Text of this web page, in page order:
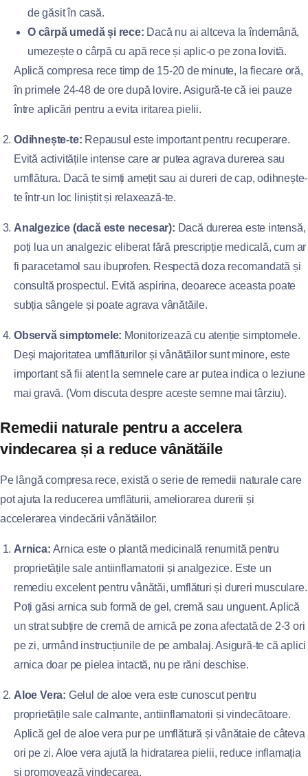
de găsit în casă.
O cârpă umedă și rece: Dacă nu ai altceva la îndemână,
umezește o cârpă cu apă rece și aplic-o pe zona lovită.
Aplică compresa rece timp de 15-20 de minute, la fiecare oră,
în primele 24-48 de ore după lovire. Asigură-te că iei pauze
între aplicări pentru a evita iritarea pielii.
Odihnește-te: Repausul este important pentru recuperare.
Evită activitățile intense care ar putea agrava durerea sau
umflătura. Dacă te simți amețit sau ai dureri de cap, odihnește-
te într-un loc liniștit și relaxează-te.
Analgezice (dacă este necesar): Dacă durerea este intensă,
poți lua un analgezic eliberat fără prescripție medicală, cum ar
fi paracetamol sau ibuprofen. Respectă doza recomandată și
consultă prospectul. Evită aspirina, deoarece aceasta poate
subția sângele și poate agrava vânătăile.
Observă simptomele: Monitorizează cu atenție simptomele.
Deși majoritatea umflăturilor și vânătăilor sunt minore, este
important să fii atent la semnele care ar putea indica o leziune
mai gravă. (Vom discuta despre aceste semne mai târziu).
Remedii naturale pentru a accelera
vindecarea și a reduce vânătăile
Pe lângă compresa rece, există o serie de remedii naturale care
pot ajuta la reducerea umflăturii, ameliorarea durerii și
accelerarea vindecării vânătăilor:
Arnica: Arnica este o plantă medicinală renumită pentru
proprietățile sale antiinflamatorii și analgezice. Este un
remediu excelent pentru vânătăi, umflături și dureri musculare.
Poți găsi arnica sub formă de gel, cremă sau unguent. Aplică
un strat subțire de cremă de arnică pe zona afectată de 2-3 ori
pe zi, urmând instrucțiunile de pe ambalaj. Asigură-te că aplici
arnica doar pe pielea intactă, nu pe răni deschise.
Aloe Vera: Gelul de aloe vera este cunoscut pentru
proprietățile sale calmante, antiinflamatorii și vindecătoare.
Aplică gel de aloe vera pur pe umflătură și vânătaie de câteva
ori pe zi. Aloe vera ajută la hidratarea pielii, reduce inflamația
și promovează vindecarea.